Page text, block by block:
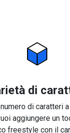
di
di caratteri
aggiungere un
freestyle con il